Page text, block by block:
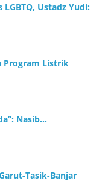
Ustadz Yudi:
Program Listrik
Nasib…
Tasik-Banjar